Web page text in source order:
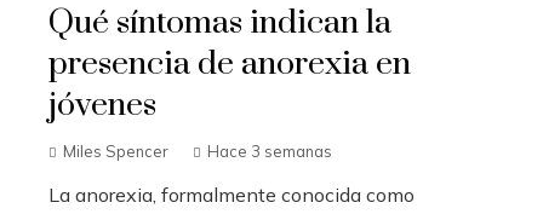
Qué síntomas indican la
presencia de anorexia en
jóvenes
Miles Spencer Hace 3 semanas
La anorexia, formalmente conocida como